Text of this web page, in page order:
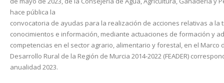
hace pública la
convocatoria de ayudas para la realización de acciones relativas a la
conocimientos e información, mediante actuaciones de formación y
competencias en el sector agrario, alimentario y forestal, en el Marco
Desarrollo Rural de la Región de Murcia 2014-2022 (FEADER)
anualidad 2023.